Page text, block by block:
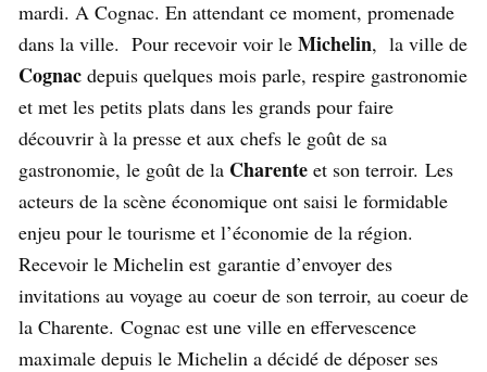
mardi. A Cognac. En attendant ce moment, promenade
dans la ville. Pour recevoir voir le Michelin, la ville de
Cognac depuis quelques mois parle, respire gastronomie
et met les petits plats dans les grands pour faire
découvrir à la presse et aux chefs le goût de sa
gastronomie, le goût de la Charente et son terroir. Les
acteurs de la scène économique ont saisi le formidable
enjeu pour le tourisme et l’économie de la région.
Recevoir le Michelin est garantie d’envoyer des
invitations au voyage au coeur de son terroir, au coeur de
la Charente. Cognac est une ville en effervescence
maximale depuis le Michelin a décidé de déposer ses